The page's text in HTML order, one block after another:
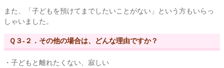
また、「子どもを預けてまでしたいことがない」という方もいらっ
しゃいました。
Ｑ３-２．その他の場合は、どんな理由ですか？
・子どもと離れたくない、寂しい